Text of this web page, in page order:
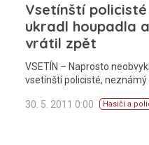
Vsetínští
ukradl houpadla
vrátil zpět
VSETÍN – Naprosto
vsetínští policisté, neznámý
30. 5. 2011 0:00 Hasiči a